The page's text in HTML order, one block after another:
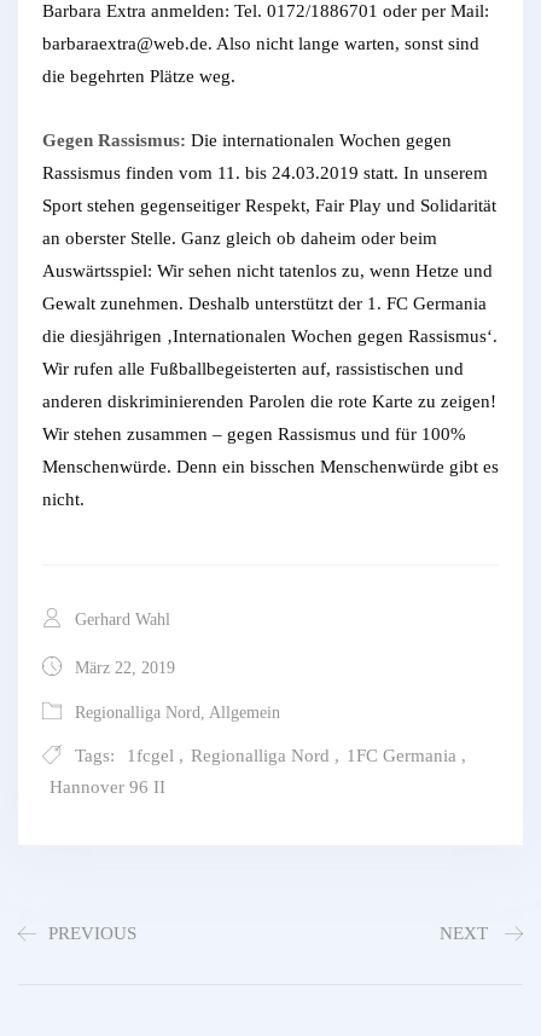
Barbara Extra anmelden: Tel. 0172/1886701 oder per Mail:
barbaraextra@web.de. Also nicht lange warten, sonst sind
die begehrten Plätze weg.
Gegen Rassismus: Die internationalen Wochen gegen
Rassismus finden vom 11. bis 24.03.2019 statt. In unserem
Sport stehen gegenseitiger Respekt, Fair Play und Solidarität
an oberster Stelle. Ganz gleich ob daheim oder beim
Auswärtsspiel: Wir sehen nicht tatenlos zu, wenn Hetze und
Gewalt zunehmen. Deshalb unterstützt der 1. FC Germania
die diesjährigen ‚Internationalen Wochen gegen Rassismus‘.
Wir rufen alle Fußballbegeisterten auf, rassistischen und
anderen diskriminierenden Parolen die rote Karte zu zeigen!
Wir stehen zusammen – gegen Rassismus und für 100%
Menschenwürde. Denn ein bisschen Menschenwürde gibt es
nicht.
Gerhard Wahl
März 22, 2019
Regionalliga Nord, Allgemein
Tags: 1fcgel , Regionalliga Nord , 1FC Germania ,
Hannover 96 II
PREVIOUS NEXT